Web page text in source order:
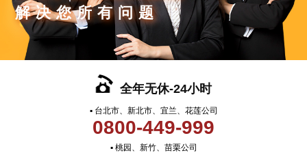
解决您所有问题
全年无休-24小时
▪ 台北市、新北市、宜兰、花莲公司
0800-449-999
▪ 桃园、新竹、苗栗公司